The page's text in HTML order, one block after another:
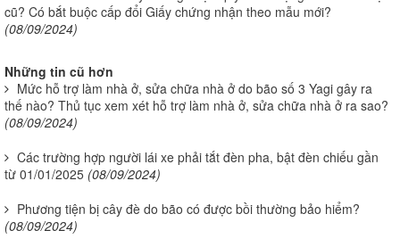
cũ? Có bắt buộc cấp đổi Giấy chứng nhận theo mẫu mới?
(08/09/2024)
Những tin cũ hơn
Mức hỗ trợ làm nhà ở, sửa chữa nhà ở do bão số 3 Yagi gây ra
thế nào? Thủ tục xem xét hỗ trợ làm nhà ở, sửa chữa nhà ở ra sao?
(08/09/2024)
Các trường hợp người lái xe phải tắt đèn pha, bật đèn chiếu gần
từ 01/01/2025 (08/09/2024)
Phương tiện bị cây đè do bão có được bồi thường bảo hiểm?
(08/09/2024)